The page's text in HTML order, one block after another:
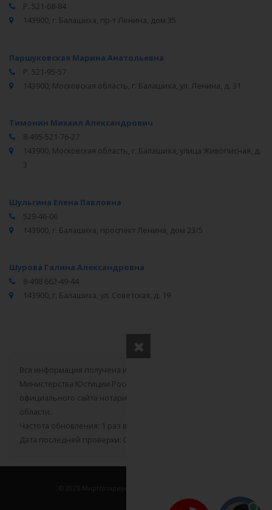
Р. 521-68-84
143900, г. Балашиха, пр-т Ленина, дом 35
Паршуковская Марина Анатольевна
Р. 521-95-57
143900, Московская область, г. Балашиха, ул. Ленина, д. 31
Тимонин Михаил Александрович
8-495-521-76-27
143900, Московская область, г. Балашиха, улица Живописная, д.
3
Шульгина Елена Павловна
529-46-06
143900, г. Балашиха, проспект Ленина, дом 23/5
Шурова Галина Александровна
8-498 662-49-44
143900, г. Балашиха, ул. Советская, д. 19
Вся информация получена из открытого реестра
Министерства Юстиции Российской Федерации и с
официального сайта нотариальной палаты Московской
области.
Частота обновления: 1 раз в неделю.
Дата последней проверки: 03.08.2026